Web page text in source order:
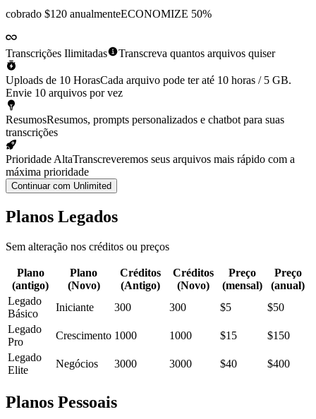
cobrado $120 anualmenteECONOMIZE 50%
Transcrições Ilimitadas Transcreva quantos arquivos quiser
Uploads de 10 HorasCada arquivo pode ter até 10 horas / 5 GB.
Envie 10 arquivos por vez
ResumosResumos, prompts personalizados e chatbot para suas
transcrições
Prioridade AltaTranscreveremos seus arquivos mais rápido com a
máxima prioridade
Continuar com Unlimited
Planos Legados
Sem alteração nos créditos ou preços
Plano
(antigo)
Plano
(Novo)
Créditos
(Antigo)
Créditos
(Novo)
Preço
(mensal)
Preço
(anual)
Legado
Básico
Iniciante 300 300 $5
$50
Legado
Pro
Crescimento 1000 1000 $15
$150
Legado
Elite
Negócios 3000 3000 $40 $400
Planos Pessoais